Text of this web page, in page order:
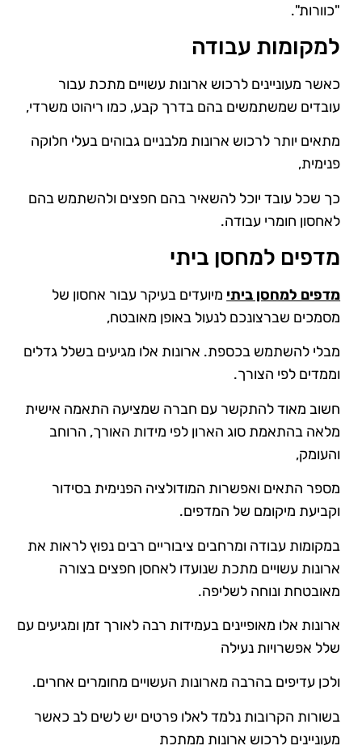
"כוורות".
למקומות עבודה
כאשר מעוניינים לרכוש ארונות עשויים מתכת עבור
עובדים שמשתמשים בהם בדרך קבע, כמו ריהוט משרדי,
מתאים יותר לרכוש ארונות מלבניים גבוהים בעלי חלוקה
פנימית,
כך שכל עובד יוכל להשאיר בהם חפצים ולהשתמש בהם
לאחסון חומרי עבודה.
מדפים למחסן ביתי
מדפים למחסן ביתי מיועדים בעיקר עבור אחסון של
מסמכים שברצונכם לנעול באופן מאובטח,
מבלי להשתמש בכספת. ארונות אלו מגיעים בשלל גדלים
וממדים לפי הצורך.
חשוב מאוד להתקשר עם חברה שמציעה התאמה אישית
מלאה בהתאמת סוג הארון לפי מידות האורך, הרוחב
והעומק,
מספר התאים ואפשרות המודולציה הפנימית בסידור
וקביעת מיקומם של המדפים.
במקומות עבודה ומרחבים ציבוריים רבים נפוץ לראות את
ארונות עשויים מתכת שנועדו לאחסן חפצים בצורה
מאובטחת ונוחה לשליפה.
ארונות אלו מאופיינים בעמידות רבה לאורך זמן ומגיעים עם
שלל אפשרויות נעילה
ולכן עדיפים בהרבה מארונות העשויים מחומרים אחרים.
בשורות הקרובות נלמד לאלו פרטים יש לשים לב כאשר
מעוניינים לרכוש ארונות ממתכת